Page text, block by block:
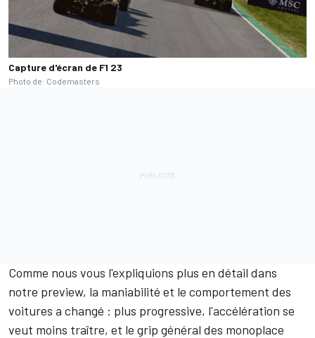
Capture d'écran de F1 23
Photo de: Codemasters
Comme nous vous l'expliquions plus en détail dans
notre preview, la maniabilité et le comportement des
voitures a changé : plus progressive, l'accélération se
veut moins traître, et le grip général des monoplace